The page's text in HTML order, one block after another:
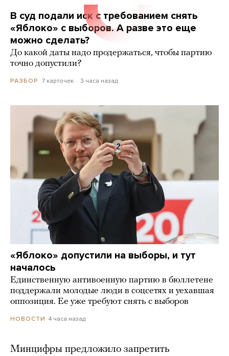
В суд подали иск с требованием снять
«Яблоко» с выборов. А разве это еще
можно сделать?
До какой даты надо продержаться, чтобы партию
точно допустили?
РАЗБОР 7 карточек 3 часа назад
«Яблоко» допустили на выборы, и тут
началось
Единственную антивоенную партию в бюллетене
поддержали молодые люди в соцсетях и уехавшая
оппозиция. Ее уже требуют снять с выборов
НОВОСТИ 4 часа назад
Минцифры предложило запретить